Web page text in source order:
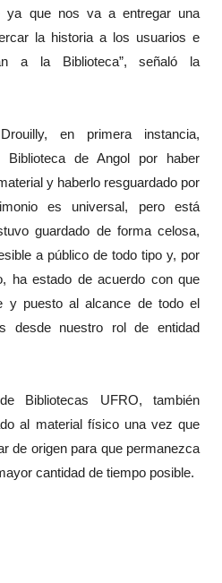
ya que nos va a entregar una
la historia a los usuarios e
a la Biblioteca”, señaló la
en primera instancia,
de Angol por haber
y haberlo resguardado por
es universal, pero está
guardado de forma celosa,
a público de todo tipo y, por
ha estado de acuerdo con que
y puesto al alcance de todo el
desde nuestro rol de entidad
Bibliotecas UFRO, también
al material físico una vez que
de origen para que permanezca
cantidad de tiempo posible.